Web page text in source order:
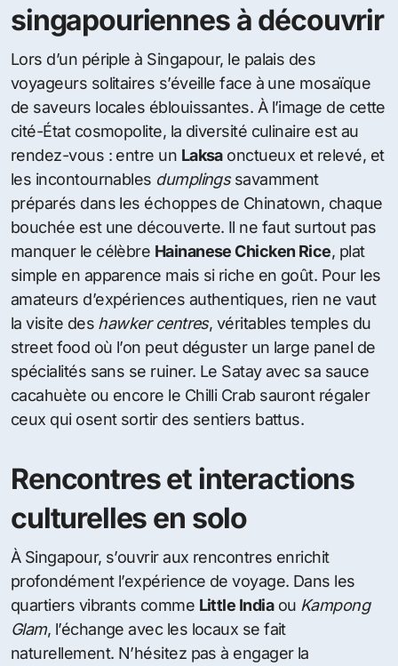
singapouriennes à découvrir
Lors d’un périple à Singapour, le palais des
voyageurs solitaires s’éveille face à une mosaïque
de saveurs locales éblouissantes. À l’image de cette
cité-État cosmopolite, la diversité culinaire est au
rendez-vous : entre un Laksaonctueux et relevé, et
les incontournables dumplingssavamment
préparés dans les échoppes de Chinatown, chaque
bouchée est une découverte. Il ne faut surtout pas
manquer le célèbre Hainanese Chicken Rice, plat
simple en apparence mais si riche en goût. Pour les
amateurs d’expériences authentiques, rien ne vaut
la visite des hawker centres, véritables temples du
street food où l’on peut déguster un large panel de
spécialités sans se ruiner. Le Satay avec sa sauce
cacahuète ou encore le Chilli Crab sauront régaler
ceux qui osent sortir des sentiers battus.
Rencontres et interactions
culturelles en solo
À Singapour, s’ouvrir aux rencontres enrichit
profondément l’expérience de voyage. Dans les
quartiers vibrants comme Little Indiaou Kampong
Glam, l’échange avec les locaux se fait
naturellement. N’hésitez pas à engager la